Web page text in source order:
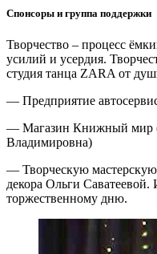
Спонсоры и группа поддержки
Творчество – процесс
усилий и усердия.
студия танца ZARA от
— Предприятие
— Магазин Книжный мир
Владимировна)
— Творческую мастерскую
декора Ольги
торжественному дню.